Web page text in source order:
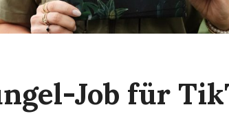
Job für